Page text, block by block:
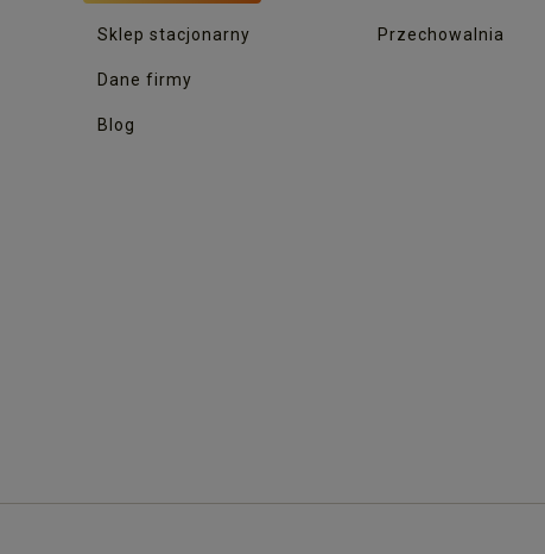
Sklep stacjonarny
Dane firmy
Blog
Przechowalnia